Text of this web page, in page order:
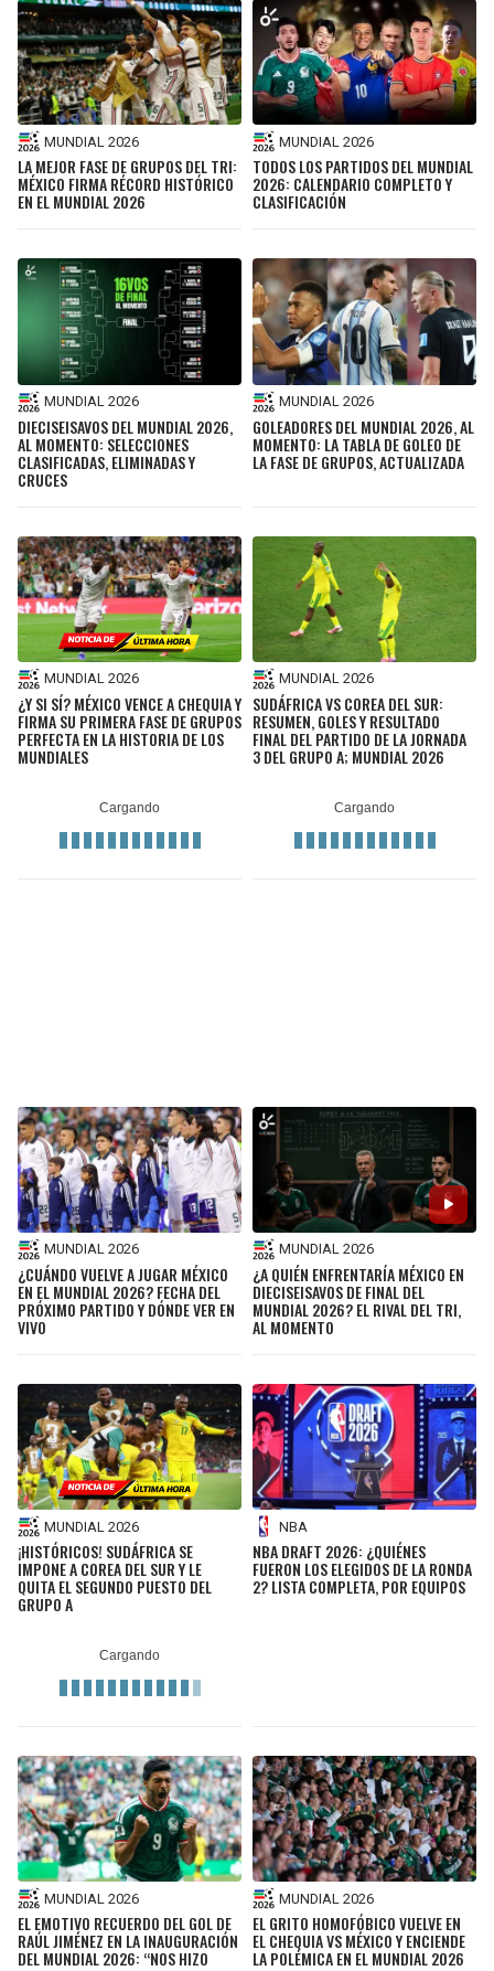
MUNDIAL 2026
LA MEJOR FASE DE GRUPOS DEL TRI:
MÉXICO FIRMA RÉCORD HISTÓRICO
EN EL MUNDIAL 2026
MUNDIAL 2026
TODOS LOS PARTIDOS DEL MUNDIAL
2026: CALENDARIO COMPLETO Y
CLASIFICACIÓN
MUNDIAL 2026
DIECISEISAVOS DEL MUNDIAL 2026,
AL MOMENTO: SELECCIONES
CLASIFICADAS, ELIMINADAS Y
CRUCES
MUNDIAL 2026
GOLEADORES DEL MUNDIAL 2026, AL
MOMENTO: LA TABLA DE GOLEO DE
LA FASE DE GRUPOS, ACTUALIZADA
MUNDIAL 2026
¿Y SI SÍ? MÉXICO VENCE A CHEQUIA Y
FIRMA SU PRIMERA FASE DE GRUPOS
PERFECTA EN LA HISTORIA DE LOS
MUNDIALES
MUNDIAL 2026
SUDÁFRICA VS COREA DEL SUR:
RESUMEN, GOLES Y RESULTADO
FINAL DEL PARTIDO DE LA JORNADA
3 DEL GRUPO A; MUNDIAL 2026
MUNDIAL 2026
¿CUÁNDO VUELVE A JUGAR MÉXICO
EN EL MUNDIAL 2026? FECHA DEL
PRÓXIMO PARTIDO Y DÓNDE VER EN
VIVO
MUNDIAL 2026
¿A QUIÉN ENFRENTARÍA MÉXICO EN
DIECISEISAVOS DE FINAL DEL
MUNDIAL 2026? EL RIVAL DEL TRI,
AL MOMENTO
MUNDIAL 2026
¡HISTÓRICOS! SUDÁFRICA SE
IMPONE A COREA DEL SUR Y LE
QUITA EL SEGUNDO PUESTO DEL
GRUPO A
NBA
NBA DRAFT 2026: ¿QUIÉNES
FUERON LOS ELEGIDOS DE LA RONDA
2? LISTA COMPLETA, POR EQUIPOS
MUNDIAL 2026
EL EMOTIVO RECUERDO DEL GOL DE
RAÚL JIMÉNEZ EN LA INAUGURACIÓN
DEL MUNDIAL 2026: “NOS HIZO
MUNDIAL 2026
EL GRITO HOMOFÓBICO VUELVE EN
EL CHEQUIA VS MÉXICO Y ENCIENDE
LA POLÉMICA EN EL MUNDIAL 2026